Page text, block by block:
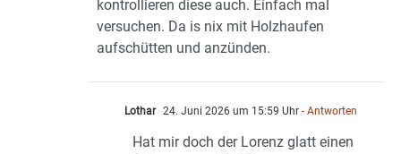
kontrollieren diese auch. Einfach mal
versuchen. Da is nix mit Holzhaufen
aufschütten und anzünden.
Lothar 24. Juni 2026 um 15:59 Uhr - Antworten
Hat mir doch der Lorenz glatt einen